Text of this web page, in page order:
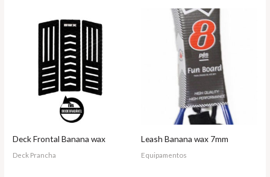
Deck Frontal Banana wax
Deck Prancha
Leash Banana wax 7mm
Equipamentos